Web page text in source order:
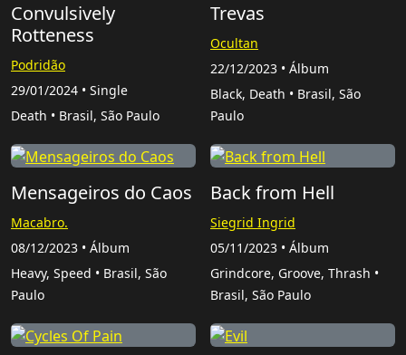
Convulsively
Rotteness
Podridão
29/01/2024 • Single
Death • Brasil, São Paulo
Trevas
Ocultan
22/12/2023 • Álbum
Black, Death • Brasil, São
Paulo
Mensageiros do Caos
Macabro.
08/12/2023 • Álbum
Heavy, Speed • Brasil, São
Paulo
Back from Hell
Siegrid Ingrid
05/11/2023 • Álbum
Grindcore, Groove, Thrash •
Brasil, São Paulo